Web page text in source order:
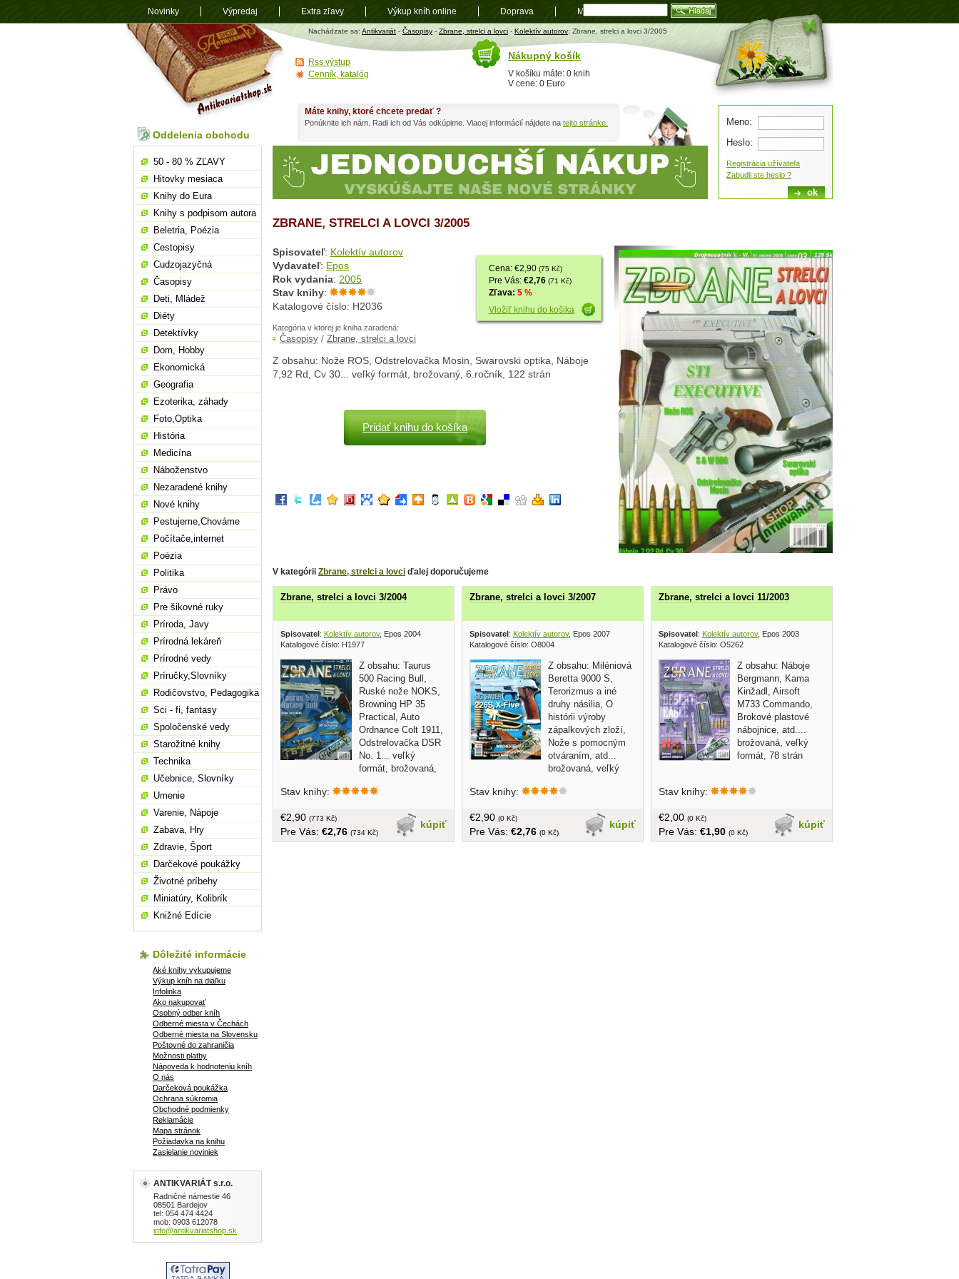
Antikvariát
shop.sk
Nachádzate sa: Antikvariát - Časopisy - Zbrane, strelci a lovci - Kolektív autorov: Zbrane, strelci a lovci 3/2005
ZBRANE, STRELCI A LOVCI 3/2005
Cena: €2,90 (75 Kč)
Pre Vás: €2,76 (71 Kč)
Zľava: 5 %
Vložiť knihu do košika
Spisovateľ: Kolektív autorov
Vydavateľ: Epos
Rok vydania: 2005
Stav knihy:
Katalogové číslo: H2036
Kategória v ktorej je kniha zaradená:
Časopisy / Zbrane, strelci a lovci
Z obsahu: Nože ROS, Odstrelovačka Mosin, Swarovski optika, Náboje
7,92 Rd, Cv 30... veľký formát, brožovaný, 6.ročník, 122 strán
Pridať knihu do košíka
V kategórii Zbrane, strelci a lovci ďalej doporučujeme
Zbrane, strelci a lovci 3/2004
Spisovatel: Kolektív autorov, Epos 2004
Katalogové číslo: H1977
Z obsahu: Taurus
500 Racing Bull,
Ruské nože NOKS,
Browning HP 35
Practical, Auto
Ordnance Colt 1911,
Odstrelovačka DSR
No. 1... veľký
formát, brožovaná,
Stav knihy:
kúpiť
€2,90 (773 Kč)
Pre Vás: €2,76 (734 Kč)
Zbrane, strelci a lovci 3/2007
Spisovatel: Kolektív autorov, Epos 2007
Katalogové číslo: O8004
Z obsahu: Miléniová
Beretta 9000 S,
Terorizmus a iné
druhy násilia, O
histórii výroby
zápalkových zloží,
Nože s pomocným
otváraním, atd...
brožovaná, veľký
Stav knihy:
kúpiť
€2,90 (0 Kč)
Pre Vás: €2,76 (0 Kč)
Zbrane, strelci a lovci 11/2003
Spisovatel: Kolektív autorov, Epos 2003
Katalogové číslo: O5262
Z obsahu: Náboje
Bergmann, Kama
Kinžadl, Airsoft
M733 Commando,
Brokové plastové
nábojnice, atd....
brožovaná, veľký
formát, 78 strán
Stav knihy:
kúpiť
€2,00 (0 Kč)
Pre Vás: €1,90 (0 Kč)
Máte knihy, ktoré chcete predať ?
Ponúknite ich nám. Radi ich od Vás odkúpime. Viacej informácií nájdete na tejto stránke.
Oddelenia obchodu
50 - 80 % ZĽAVY
Hitovky mesiaca
Knihy do Eura
Knihy s podpisom autora
Beletria, Poézia
Cestopisy
Cudzojazyčná
Časopisy
Deti, Mládež
Diéty
Detektívky
Dom, Hobby
Ekonomická
Geografia
Ezoterika, záhady
Foto,Optika
História
Medicína
Náboženstvo
Nezaradené knihy
Nové knihy
Pestujeme,Chováme
Počítače,internet
Poézia
Politika
Právo
Pre šikovné ruky
Príroda, Javy
Prírodná lekáreň
Prírodné vedy
Príručky,Slovníky
Rodičovstvo, Pedagogika
Sci - fi, fantasy
Spoločenské vedy
Starožitné knihy
Technika
Učebnice, Slovníky
Umenie
Varenie, Nápoje
Zabava, Hry
Zdravie, Šport
Darčekové poukážky
Životné príbehy
Miniatúry, Kolibrík
Knižné Edície
Dôležité informácie
Aké knihy vykupujeme
Výkup kníh na diaľku
Infolinka
Ako nakupovať
Osobný odber kníh
Odberné miesta v Čechách
Odberné miesta na Slovensku
Poštovné do zahraničia
Možnosti platby
Nápoveda k hodnoteniu kníh
O nás
Darčeková poukážka
Ochrana súkromia
Obchodné podmienky
Reklamácie
Mapa stránok
Požiadavka na knihu
Zasielanie noviniek
ANTIKVARIÁT s.r.o.
Radničné námestie 46
08501 Bardejov
tel: 054 474 4424
mob: 0903 612078
info@antikvariatshop.sk
Meno:
Heslo:
Registrácia užívateľa
Zabudli ste heslo ?
Nákupný košík
V košíku máte: 0 knih
V cene: 0 Euro
Rss výstup
Cenník, katalóg
Novinky Výpredaj Extra zľavy Výkup kníh online Doprava Mapa